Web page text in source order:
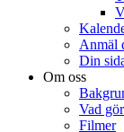
Anmäl
Din
Om oss
Vad
Filmer